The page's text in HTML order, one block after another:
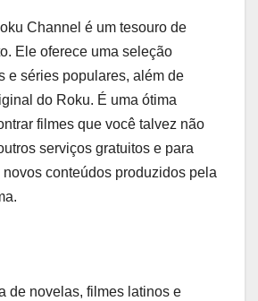
Channel é um tesouro de
Ele oferece uma seleção
e séries populares, além de
do Roku. É uma ótima
filmes que você talvez não
serviços gratuitos e para
conteúdos produzidos pela
de novelas, filmes latinos e